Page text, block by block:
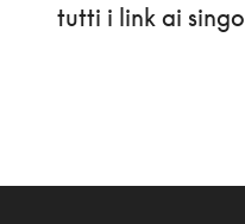
tutti i link ai